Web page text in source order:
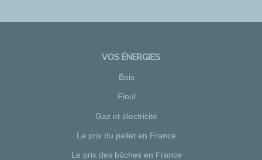
VOS ÉNERGIES
Bois
Fioul
Gaz et électricité
Le prix du pellet en France
Le prix des bûches en France